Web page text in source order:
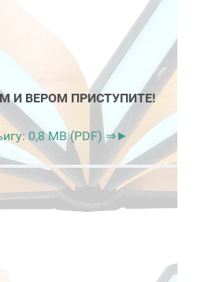
И ВЕРОМ ПРИСТУПИТЕ!
0,8 MB (PDF) ⇒►